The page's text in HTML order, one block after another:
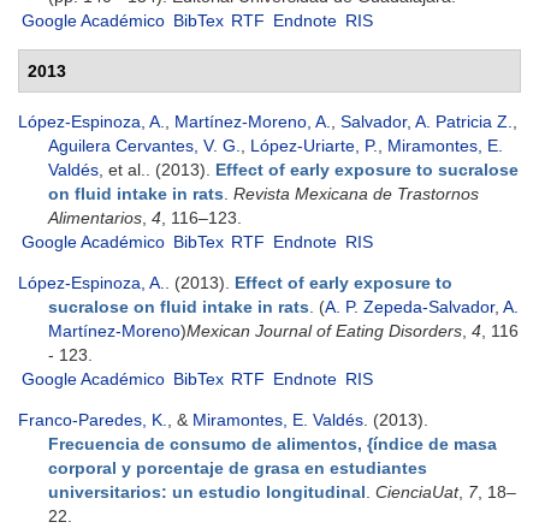
Google Académico BibTex RTF Endnote RIS
2013
López-Espinoza, A. Martínez-Moreno, A. Salvador, A. Patricia Z.
Aguilera Cervantes, V. G.
López-Uriarte, P.
Miramontes, E.
Valdés , et al. . (2013). Effect of early exposure to sucralose
on fluid intake in rats Revista Mexicana de Trastornos
Alimentarios 4 , 116–123.
Google Académico BibTex RTF Endnote RIS
López-Espinoza, A. . (2013). Effect of early exposure to
sucralose on fluid intake in rats . (A. P. Zepeda-Salvador, A.
Martínez-Moreno)Mexican Journal of Eating Disorders 4 , 116
- 123.
Google Académico BibTex RTF Endnote RIS
Franco-Paredes, K. , & Miramontes, E. Valdés . (2013).
Frecuencia de consumo de alimentos, {índice de masa
corporal y porcentaje de grasa en estudiantes
universitarios: un estudio longitudinal CienciaUat, 7, 18–
22.